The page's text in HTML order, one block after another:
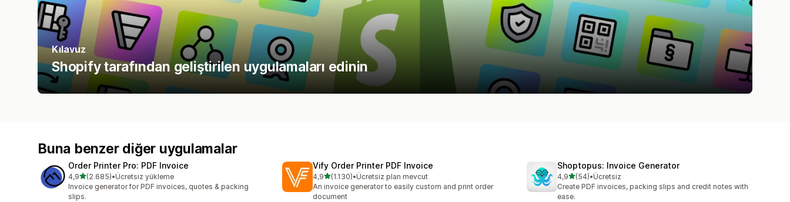
Kılavuz
Shopify tarafından geliştirilen uygulamaları edinin
Buna benzer diğer uygulamalar
Order Printer Pro: PDF Invoice
4,95 yıldız üzerinden
(2.685)
toplam 2685 değerlendirme
•Ücretsiz yükleme
Invoice generator for PDF invoices, quotes & packing
slips.
Vify Order Printer PDF Invoice
4,95 yıldız üzerinden
(1.130)
toplam 1130 değerlendirme
•Ücretsiz plan mevcut
An invoice generator to easily custom and print order
document
Shoptopus: Invoice Generator
4,95 yıldız üzerinden
(54)
toplam 54 değerlendirme
•Ücretsiz
Create PDF invoices, packing slips and credit notes with
ease.